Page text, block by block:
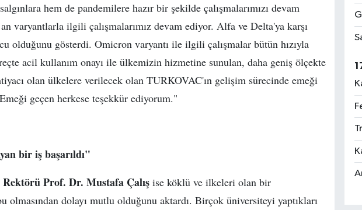
hem de pandemilere hazır bir şekilde çalışmalarımızı devam
varyantlarla ilgili çalışmalarımız devam ediyor. Alfa ve Delta'ya karşı
olduğunu gösterdi. Omicron varyantı ile ilgili çalışmalar bütün hızıyla
acil kullanım onayı ile ülkemizin hizmetine sunulan, daha geniş ölçekte
olan ülkelere verilecek olan TURKOVAC'ın gelişim sürecinde emeği
geçen herkese teşekkür ediyorum."
bir iş başarıldı"
Prof. Dr. Mustafa Çalışise köklü ve ilkeleri olan bir
olmasından dolayı mutlu olduğunu aktardı. Birçok üniversiteyi yaptıkları